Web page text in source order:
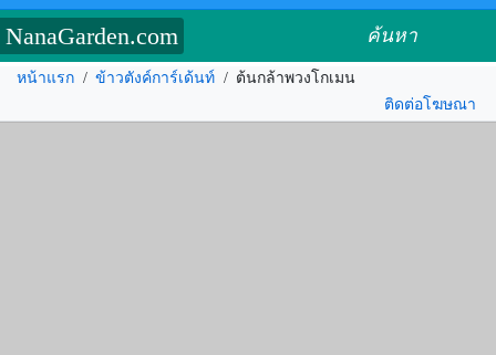
NanaGarden.com ค้นหา
หน้าแรก / ข้าวตังค์การ์เด้นท์ / ต้นกล้าพวงโกเมน
ติดต่อโฆษณา